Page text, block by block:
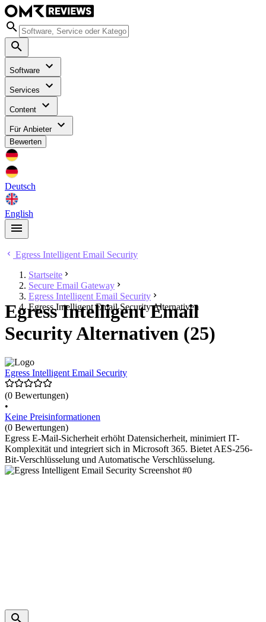
Software
Services
Content
Für Anbieter
Bewerten
Deutsch
English
Egress Intelligent Email Security
Startseite
Secure Email Gateway
Egress Intelligent Email Security
Egress Intelligent Email Security Alternativen
Egress Intelligent Email
Security Alternativen (25)
Egress Intelligent Email Security
(0 Bewertungen)
•
Keine Preisinformationen
(0 Bewertungen)
Egress E-Mail-Sicherheit erhöht Datensicherheit, minimiert IT-
Komplexität und integriert sich in Microsoft 365. Bietet AES-256-
Bit-Verschlüsselung und Automatische Verschlüsselung.